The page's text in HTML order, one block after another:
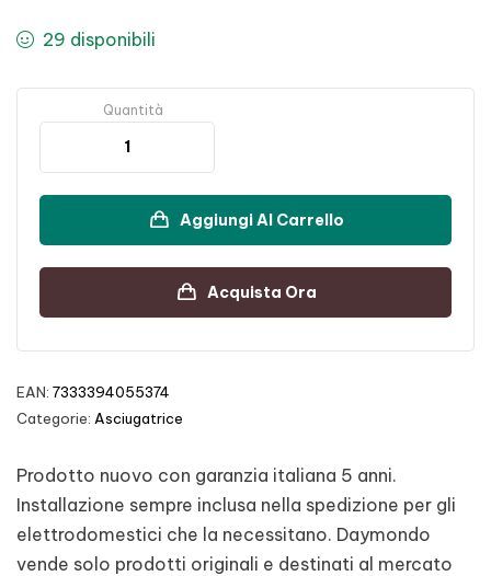
29 disponibili
Quantità
Aggiungi Al Carrello
Acquista Ora
EAN: 7333394055374
Categorie: Asciugatrice
Prodotto nuovo con garanzia italiana 5 anni.
Installazione sempre inclusa nella spedizione per gli
elettrodomestici che la necessitano. Daymondo
vende solo prodotti originali e destinati al mercato